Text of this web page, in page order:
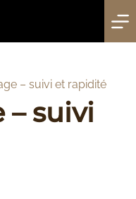
– suivi et rapidité
– suivi